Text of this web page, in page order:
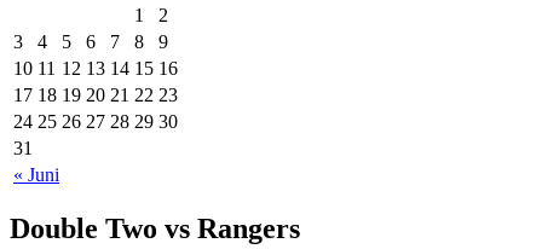
« Juni
1
2
3
4 5 6 7 8
9
10 11 12 13 14 15 16
17 18 19 20 21 22 23
24 25 26 27 28 29 30
31
Double Two vs Rangers